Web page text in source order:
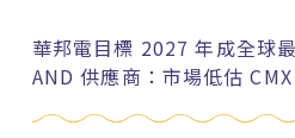
華邦電目標 2027 年成全球
AND 供應商：市場低估